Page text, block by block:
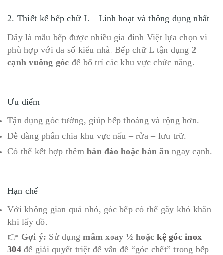
2. Thiết kế bếp chữ L – Linh hoạt và thông dụng nhất
Đây là mẫu bếp được nhiều gia đình Việt lựa chọn vì
phù hợp với đa số kiểu nhà. Bếp chữ L tận dụng 2
cạnh vuông góc để bố trí các khu vực chức năng.
Ưu điểm
Tận dụng góc tường, giúp bếp thoáng và rộng hơn.
Dễ dàng phân chia khu vực nấu – rửa – lưu trữ.
Có thể kết hợp thêm bàn đảo hoặc bàn ăn ngay cạnh.
Hạn chế
Với không gian quá nhỏ, góc bếp có thể gây khó khăn
khi lấy đồ.
👉 Gợi ý: Sử dụngmâm xoay ½ hoặckệ góc inox
304để giải quyết triệt để vấn đề “góc chết” trong bếp